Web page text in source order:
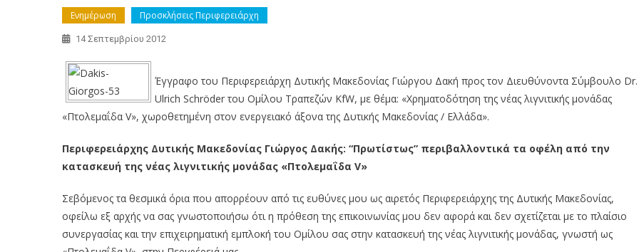
Ενημέρωση Προσκλήσεις Περιφερειάρχη
14 Σεπτεμβρίου 2012
Έγγραφο του Περιφερειάρχη Δυτικής Μακεδονίας Γιώργου Δακή προς τον Διευθύνοντα Σύμβουλο Dr.
Ulrich Schröder του Ομίλου Τραπεζών KfW, με θέμα: «Χρηματοδότηση της νέας λιγνιτικής μονάδας
«Πτολεμαΐδα V», χωροθετημένη στον ενεργειακό άξονα της Δυτικής Μακεδονίας / Ελλάδα».
Περιφερειάρχης Δυτικής Μακεδονίας Γιώργος Δακής: “Πρωτίστως” περιβαλλοντικά τα οφέλη από την
κατασκευή της νέας λιγνιτικής μονάδας «Πτολεμαΐδα V»
Σεβόμενος τα θεσμικά όρια που απορρέουν από τις ευθύνες μου ως αιρετός Περιφερειάρχης της Δυτικής Μακεδονίας,
οφείλω εξ αρχής να σας γνωστοποιήσω ότι η πρόθεση της επικοινωνίας μου δεν αφορά και δεν σχετίζεται με το πλαίσιο
συνεργασίας και την επιχειρηματική εμπλοκή του Ομίλου σας στην κατασκευή της νέας λιγνιτικής μονάδας, γνωστή ως